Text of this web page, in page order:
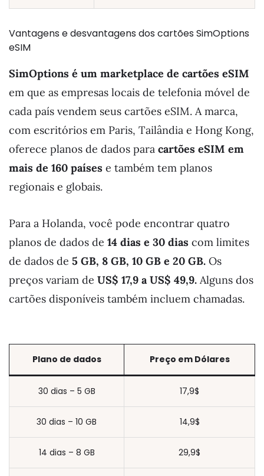
Vantagens e desvantagens dos cartões SimOptions
eSIM
SimOptions é um marketplace de cartões eSIM
em que as empresas locais de telefonia móvel de
cada país vendem seus cartões eSIM. A marca,
com escritórios em Paris, Tailândia e Hong Kong,
oferece planos de dados para cartões eSIM em
mais de 160 países e também tem planos
regionais e globais.
Para a Holanda, você pode encontrar quatro
planos de dados de 14 dias e 30 dias com limites
de dados de 5 GB, 8 GB, 10 GB e 20 GB. Os
preços variam de US$ 17,9 a US$ 49,9. Alguns dos
cartões disponíveis também incluem chamadas.
Plano de dados Preço emDólares
30 dias – 5 GB 17,9$
30 dias – 10 GB 14,9$
14 dias – 8 GB 29,9$